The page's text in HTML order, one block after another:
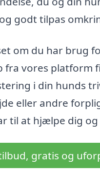
godt tilpas
om du har brug
fra vores platform
i din hunds
eller andre
til at hjælpe dig
gratis og